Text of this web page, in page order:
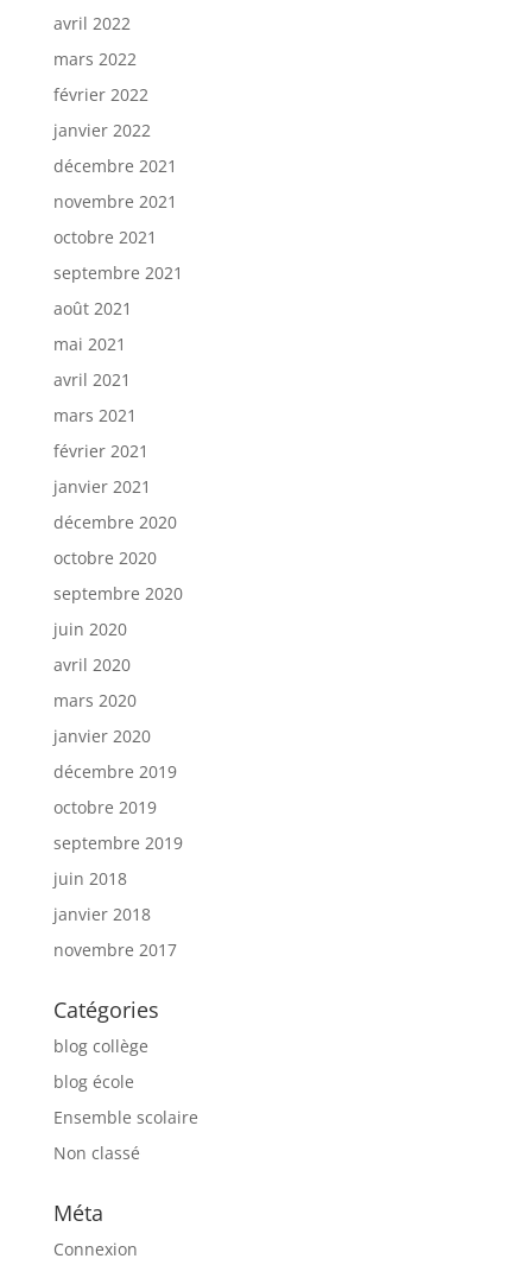
avril 2022
mars 2022
février 2022
janvier 2022
décembre 2021
novembre 2021
octobre 2021
septembre 2021
août 2021
mai 2021
avril 2021
mars 2021
février 2021
janvier 2021
décembre 2020
octobre 2020
septembre 2020
juin 2020
avril 2020
mars 2020
janvier 2020
décembre 2019
octobre 2019
septembre 2019
juin 2018
janvier 2018
novembre 2017
Catégories
blog collège
blog école
Ensemble scolaire
Non classé
Méta
Connexion